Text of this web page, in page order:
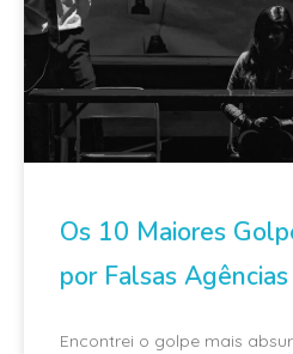
Os 10 Maiores
por Falsas
Encontrei o golpe mais